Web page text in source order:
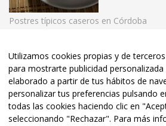
Postres típicos caseros en Córdoba
© 2020 El Rincón de las Beatillas. | Tel:
•
Aviso Legal• Política de Privacidad•
Utilizamos cookies propias y de
para mostrarte publicidad
elaborado a partir de tus hábitos de
personalizar tus preferencias pulsando
todas las cookies haciendo clic en
seleccionando "Rechazar". Para más